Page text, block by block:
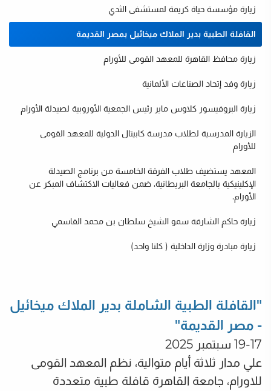
زيارة مؤسسة حياة كريمة لمستشفى الثدي
القافلة الطبية بدير الملاك ميخائيل بمصر القديمة
زيارة محافظ القاهرة للمعهد القومى للأورام
زيارة وفد إتحاد الصناعات الألمانية
زيارة البروفيسور كلاوس ماير رئيس الجمعية الأوروبية لصيدلة الأورام
الزيارة المدرسية لطلاب مدرسة كابيتال الدولية للمعهد القومى
للأورام
المعهد يستضيف طلاب الفرقة الخامسة من برنامج الصيدلة
الإكلينيكية بالجامعة البريطانية، ضمن فعاليات الاكتشاف المبكر عن
الأورام.
زيارة حاكم الشارقة سمو الشيخ سلطان بن محمد القاسمي
زيارة مبادرة وزارة الداخلية ( كلنا واحد)
"القافلة الطبية الشاملة بدير الملاك ميخائيل
- مصر القديمة"
19-17 سبتمبر 2025
علي مدار ثلاثة أيام متوالية، نظم المعهد القومى
للاورام، جامعة القاهرة قافلة طبية متعددة